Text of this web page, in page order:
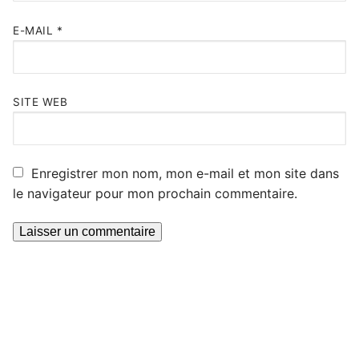
E-MAIL *
SITE WEB
Enregistrer mon nom, mon e-mail et mon site dans
le navigateur pour mon prochain commentaire.